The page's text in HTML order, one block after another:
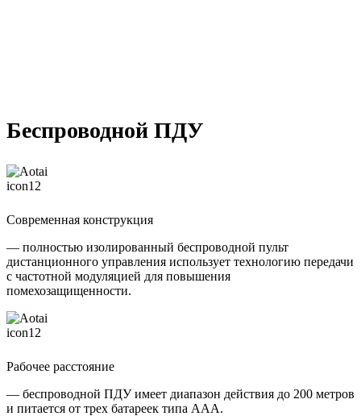
Беспроводной ПДУ
Современная конструкция
— полностью изолированный беспроводной пульт
дистанционного управления использует технологию передачи
с частотной модуляцией для повышения
помехозащищенности.
Рабочее расстояние
— беспроводной ПДУ имеет диапазон действия до 200 метров
и питается от трех батареек типа AAA.